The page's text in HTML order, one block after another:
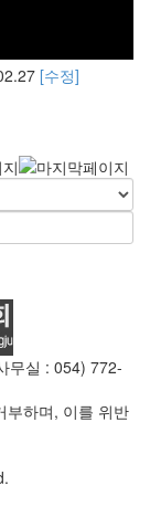
[수정]
무실 : 054) 772-
부하며, 이를 위반